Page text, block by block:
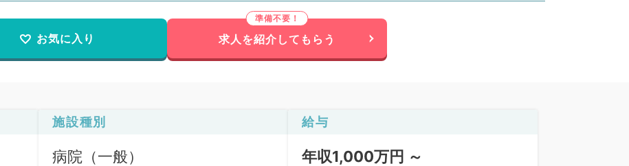
お気に入り 求人を紹介してもらう
施設種別
病院（一般）
給与
年収1,000万円 ～